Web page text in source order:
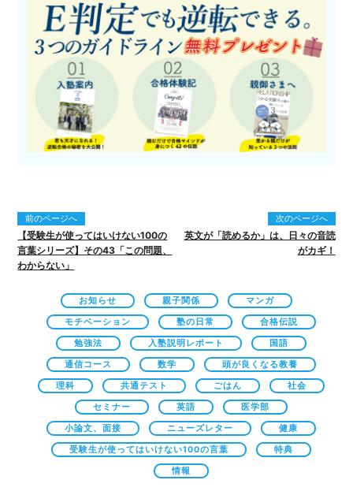
前のページへ
【受験生が使ってはいけない100の
言葉シリーズ】その43「この問題、
わからない」
次のページへ
英文が「読めるか」は、日々の音読
がカギ！
お知らせ 親子関係 マンガ
モチベーション 塾の日常 合格伝説
勉強法 入塾説明レポート 国語
通信コース 数学 頭が良くなる教養
理科 共通テスト ごはん 社会
セミナー 英語 医学部
小論文、面接 ニューズレター 健康
受験生が使ってはいけない100の言葉 特典
情報